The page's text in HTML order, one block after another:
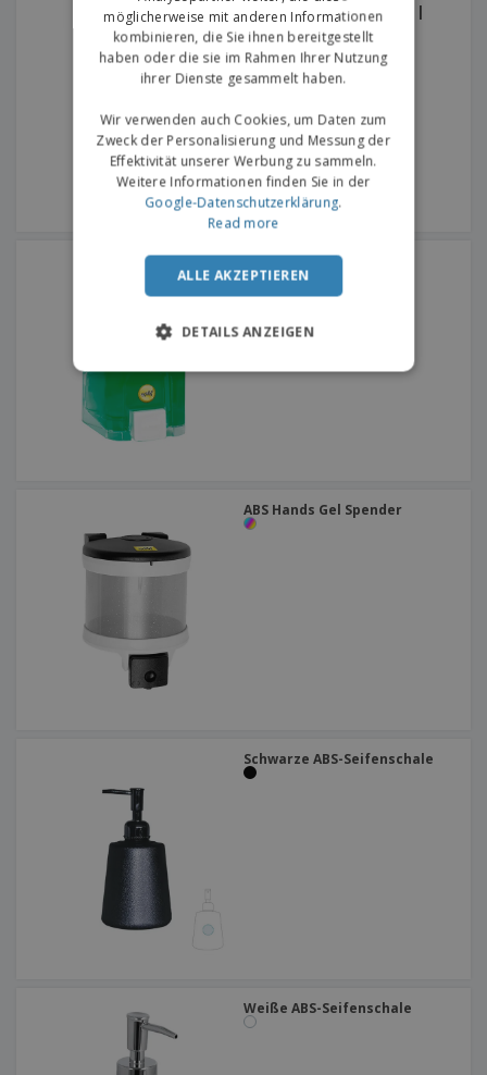
ABS Weiß Seifenspender |
Einfach
"Visio" Klarer ABS Gel-
Spender
ABS Hands Gel Spender
Schwarze ABS-Seifenschale
Weiße ABS-Seifenschale
möglicherweise mit anderen Informationen
kombinieren, die Sie ihnen bereitgestellt
haben oder die sie im Rahmen Ihrer Nutzung
ihrer Dienste gesammelt haben.
Wir verwenden auch Cookies, um Daten zum
Zweck der Personalisierung und Messung der
Effektivität unserer Werbung zu sammeln.
Weitere Informationen finden Sie in der
Google-Datenschutzerklärung.
Read more
ALLE AKZEPTIEREN
DETAILS ANZEIGEN